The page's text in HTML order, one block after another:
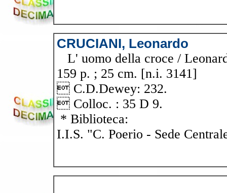
CRUCIANI, Leonardo
L' uomo della croce /
159 p. ; 25 cm. [n.i. 3141]
 C.D.Dewey: 232.
 Colloc. : 35 D 9.
* Biblioteca:
I.I.S. "C. Poerio - Sede